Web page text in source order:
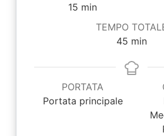
15 minuti
min
TEMPO
45minuti
min
PORTATA
Portata principale